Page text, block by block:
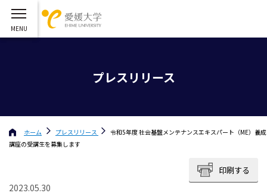
プレスリリース
ホーム プレスリリース
令和5年度 社会基盤メンテナンスエキスパート（ME）養成
講座の受講生を募集します
印刷する
2023.05.30